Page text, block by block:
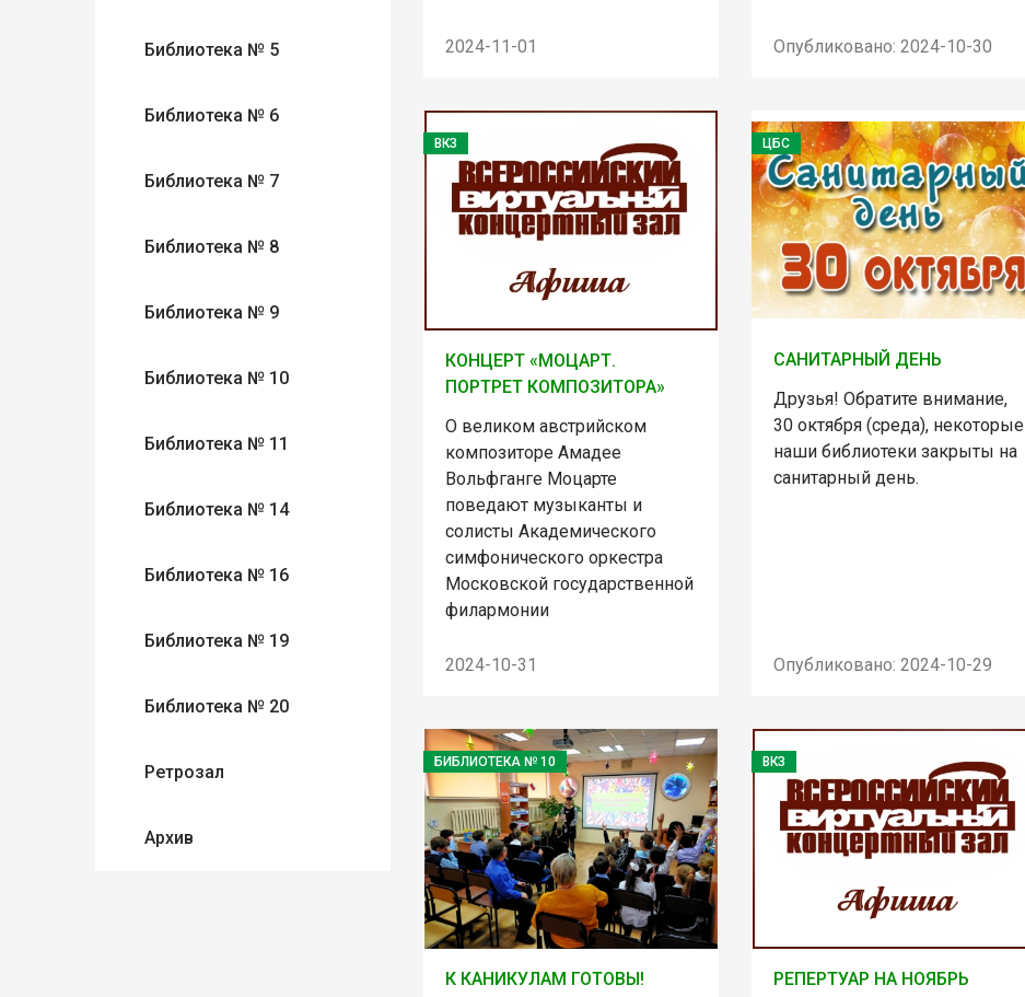
Библиотека № 5
Библиотека № 6
Библиотека № 7
Библиотека № 8
Библиотека № 9
Библиотека № 10
Библиотека № 11
Библиотека № 14
Библиотека № 16
Библиотека № 19
Библиотека № 20
Ретрозал
Архив
2024-11-01 Опубликовано: 2024-10-30
ВКЗ
КОНЦЕРТ «МОЦАРТ.
ПОРТРЕТ КОМПОЗИТОРА»
О великом австрийском
композиторе Амадее
Вольфганге Моцарте
поведают музыканты и
солисты Академического
симфонического оркестра
Московской государственной
филармонии
2024-10-31
ЦБС
САНИТАРНЫЙ ДЕНЬ
Друзья! Обратите внимание,
30 октября (среда), некоторые
наши библиотеки закрыты на
санитарный день.
Опубликовано: 2024-10-29
БИБЛИОТЕКА № 10
К КАНИКУЛАМ ГОТОВЫ!
ВКЗ
РЕПЕРТУАР НА НОЯБРЬ